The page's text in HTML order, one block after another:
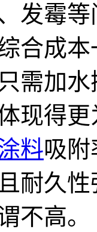
发霉
合成
需加
现得
料吸
耐久
不高。